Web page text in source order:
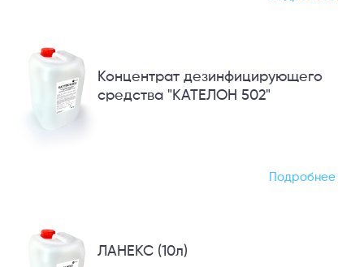
Концентрат дезинфицирующего
средства "КАТЕЛОН 502"
Подробнее
ЛАНЕКС (10л)